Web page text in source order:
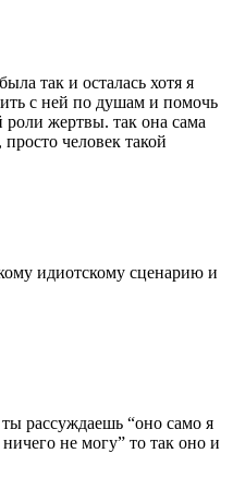
так и осталась хотя я
с ней по душам и помочь
роли жертвы. так она сама
человек такой
идиотскому сценарию и
рассуждаешь “оно само я
не могу” то так оно и